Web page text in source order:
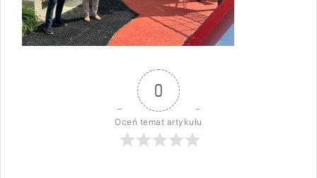
0
Oceń temat artykułu